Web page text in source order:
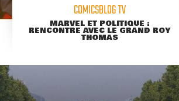
COMICSBLOG TV
MARVEL ET POLITIQUE :
RENCONTRE AVEC LE GRAND ROY
THOMAS